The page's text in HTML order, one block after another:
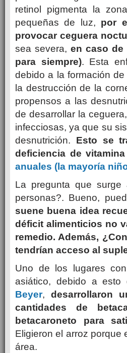
retinol pigmenta la
pequeñas de luz, por
provocar ceguera
sea severa, en caso de
para siempre). Esta
debido a la formación
la destrucción de la
propensos a las
de desarrollar la
infecciosas, ya que su
desnutrición. Esto se
deficiencia de
anuales (la mayoría
La pregunta que
personas?. Bueno,
suene buena idea
déficit alimenticios no
remedio. Además,
tendrían acceso al
Uno de los lugares
asiático, debido a esto
Beyer, desarrollaron
cantidades de
betacaroneto para
Eligieron el arroz porque
área.